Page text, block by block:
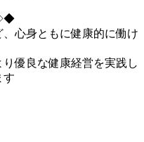
心身ともに健康的に働け
優良な健康経営を実践し
す